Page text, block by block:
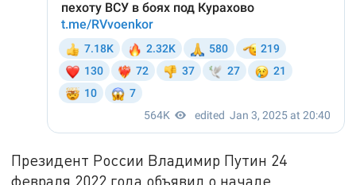
Президент России Владимир Путин 24
февраля 2022 года объявил о начале